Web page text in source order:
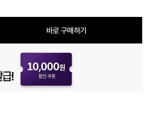
바로 구매하기